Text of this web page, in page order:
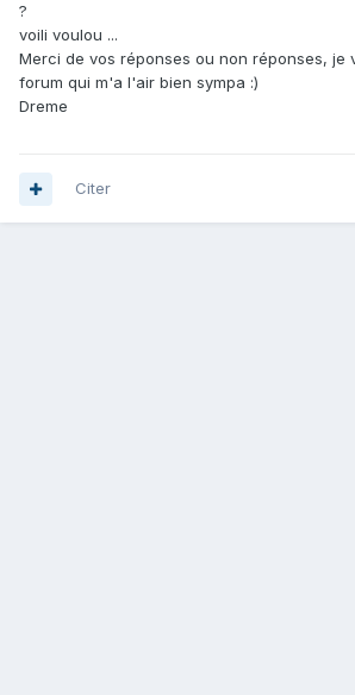
?
voili voulou ...
Merci de vos réponses ou non réponses, je
forum qui m'a l'air bien sympa :)
Dreme
Citer